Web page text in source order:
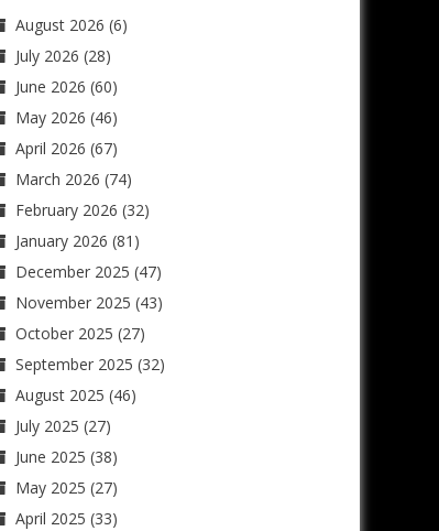
August 2026 (6)
July 2026 (28)
June 2026 (60)
May 2026 (46)
April 2026 (67)
March 2026 (74)
February 2026 (32)
January 2026 (81)
December 2025 (47)
November 2025 (43)
October 2025 (27)
September 2025 (32)
August 2025 (46)
July 2025 (27)
June 2025 (38)
May 2025 (27)
April 2025 (33)